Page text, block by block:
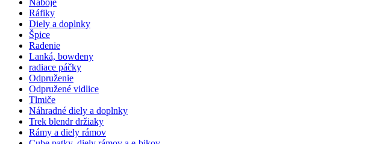
Náboje
Ráfiky
Diely a doplnky
Špice
Radenie
Lanká, bowdeny
radiace páčky
Odpruženie
Odpružené vidlice
Tlmiče
Náhradné diely a doplnky
Trek blendr držiaky
Rámy a diely rámov